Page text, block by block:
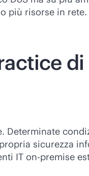
più risorse in rete.
Determinate
sicurezza
IT on-premise